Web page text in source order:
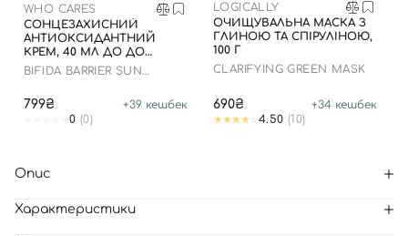
WHO CARES
СОНЦЕЗАХИСНИЙ
АНТИОКСИДАНТНИЙ
КРЕМ, 40 МЛ ДО ДО
16.09.2028 РОКУ
BIFIDA BARRIER SUN
799₴ +39 кешбек
0 (0)
LOGICALLY
ОЧИЩУВАЛЬНА МАСКА З
ГЛИНОЮ ТА СПІРУЛІНОЮ,
100 Г
CLARIFYING GREEN MASK
690₴ +34 кешбек
4.50 (10)
Опис
Характеристики